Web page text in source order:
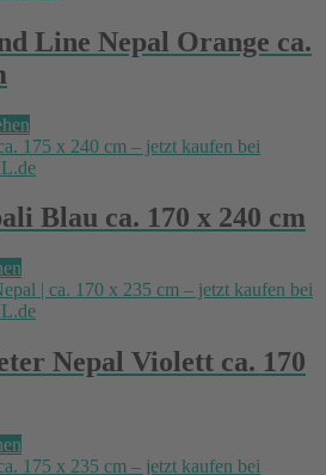
Line Nepal Orange ca.
Blau ca. 170 x 240 cm
Nepal Violett ca. 170